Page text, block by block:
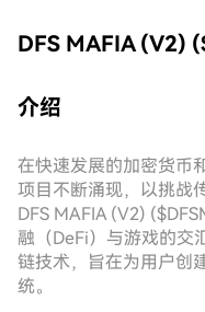
DFS MAFIA (V2)
介绍
在快速发展的加密货币
项目不断涌现，以挑战
DFS MAFIA (V2)
融（DeFi）与游戏的交
链技术，旨在为用户创
统。